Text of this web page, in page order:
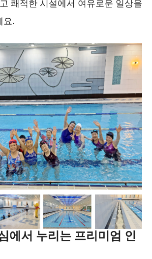
쾌적한 시설에서 여유로운 일상을
요.
에서 누리는 프리미엄 인